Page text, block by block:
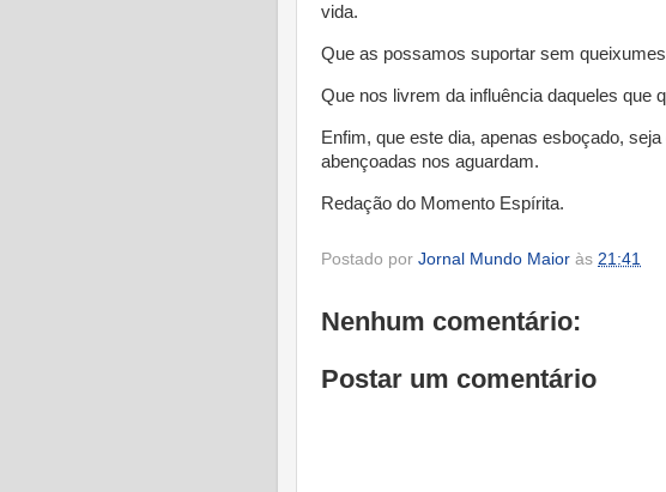
vida.
Que as possamos suportar sem
Que nos livrem da influência daqueles que
Enfim, que este dia, apenas esboçado,
abençoadas nos aguardam.
Redação do Momento Espírita.
Postado por Jornal Mundo Maior às 21:41
Nenhum comentário:
Postar um comentário